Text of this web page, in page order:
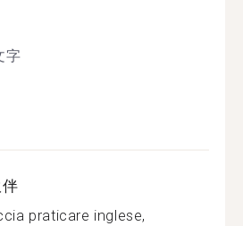
字
praticare inglese,